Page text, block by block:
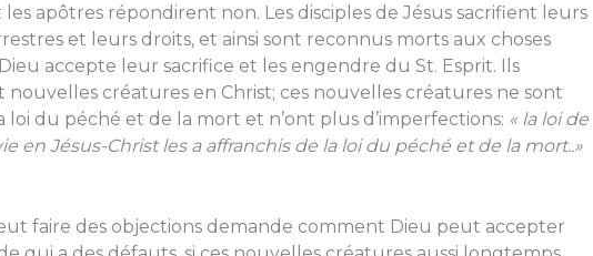
les apô­tres répondirent non. Les disciples de Jésus sacrifient leurs
et leurs droits, et ainsi sont reconnus morts aux choses
accepte leur sacrifice et les engendre du St. Esprit. Ils
nouvelles créa­tures en Christ; ces nouvelles créatures ne sont
loi du péché et de la mort et n’ont plus d’imperfections: « la loi de
en Jésus-Christ les a affranchis de la loi du péché et de la mort..»
faire des objections demande comment Dieu peut accepter